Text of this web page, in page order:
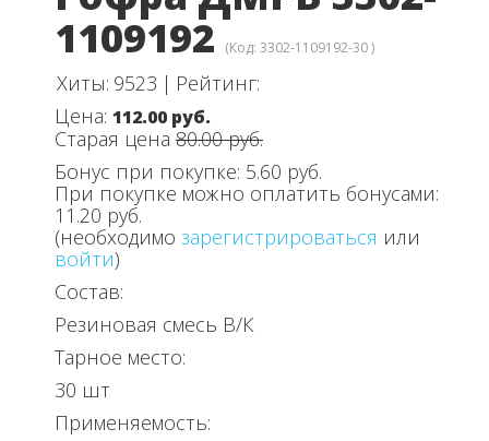
1109192(Код: 3302-1109192-30)
Хиты: 9523 | Рейтинг:
Цена: 112.00 руб.
Старая цена 80.00 руб.
Бонус при покупке: 5.60 руб.
При покупке можно оплатить бонусами:
11.20 руб.
(необходимо зарегистрироваться или
войти)
Состав:
Резиновая смесь В/К
Тарное место:
30 шт
Применяемость: